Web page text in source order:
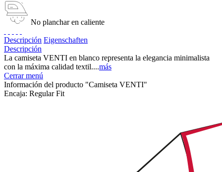
No planchar en caliente
Descripción Eigenschaften
Descripción
La camiseta VENTI en blanco representa la elegancia minimalista
con la máxima calidad textil....más
Cerrar menú
Información del producto "Camiseta VENTI"
Encaja: Regular Fit